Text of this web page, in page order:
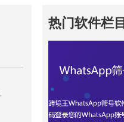
热门软件栏目